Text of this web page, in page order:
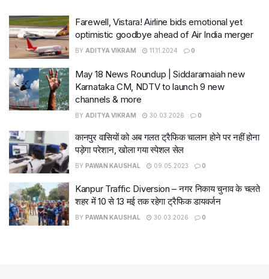
Farewell, Vistara! Airline bids emotional yet
optimistic goodbye ahead of Air India merger
BY ADITYA VIKRAM 11.11.2024 0
May 18 News Roundup | Siddaramaiah new
Karnataka CM, NDTV to launch 9 new
channels & more
BY ADITYA VIKRAM 30.03.2026 0
कानपुर वासियों को अब गलत ट्रैफिक चालान होने पर नहीं होना
पड़ेगा परेशान, खोला गया स्पेशल सेल
BY PAWAN KAUSHAL 09.05.2023 0
Kanpur Traffic Diversion – नगर निकाय चुनाव के चलते
शहर में 10 से 13 मई तक रहेगा ट्रैफिक डायवर्जन
BY PAWAN KAUSHAL 30.03.2026 0